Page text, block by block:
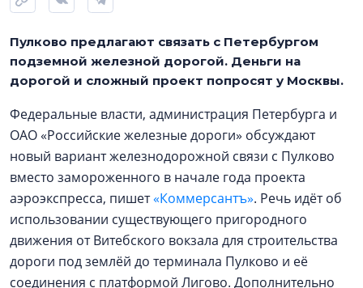
Пулково предлагают связать с Петербургом
подземной железной дорогой. Деньги на
дорогой и сложный проект попросят у Москвы.
Федеральные власти, администрация Петербурга и
ОАО «Российские железные дороги» обсуждают
новый вариант железнодорожной связи с Пулково
вместо замороженного в начале года проекта
аэроэкспресса, пишет«Коммерсантъ». Речь идёт об
использовании существующего пригородного
движения от Витебского вокзала для строительства
дороги под землёй до терминала Пулково и её
соединения с платформой Лигово. Дополнительно